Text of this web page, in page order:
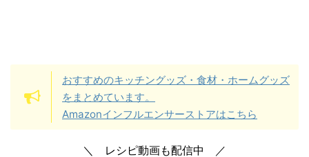
おすすめのキッチングッズ・食材・ホームグッズ
をまとめています。
Amazonインフルエンサーストアはこちら
＼ レシピ動画も配信中 ／